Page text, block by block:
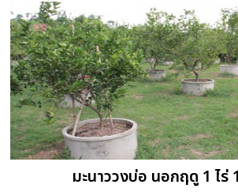
มะนาววงบ่อ นอกฤดู 1 ไร่